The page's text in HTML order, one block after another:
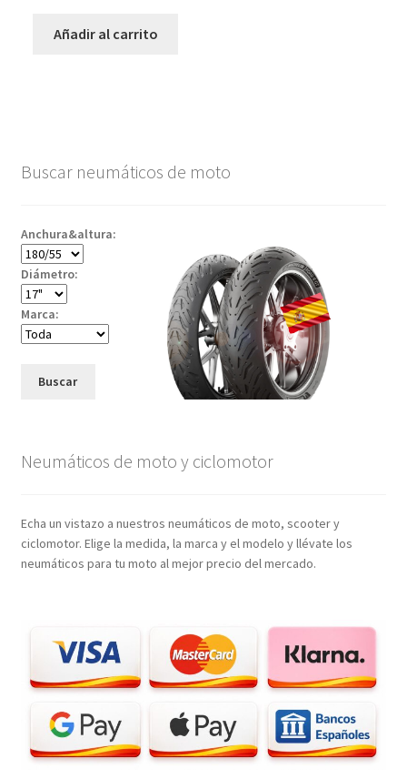
Añadir al carrito
Buscar neumáticos de moto
Anchura&altura:
Diámetro:
Marca:
Buscar
Neumáticos de moto y ciclomotor
Echa un vistazo a nuestros neumáticos de moto, scooter y
ciclomotor. Elige la medida, la marca y el modelo y llévate los
neumáticos para tu moto al mejor precio del mercado.